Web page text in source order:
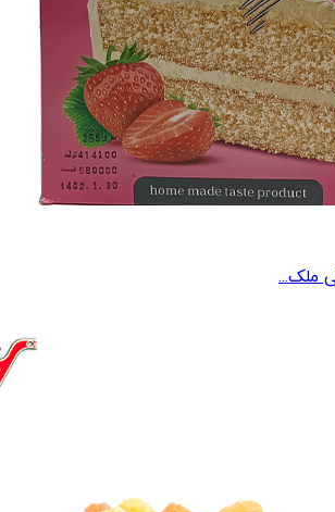
ملک...